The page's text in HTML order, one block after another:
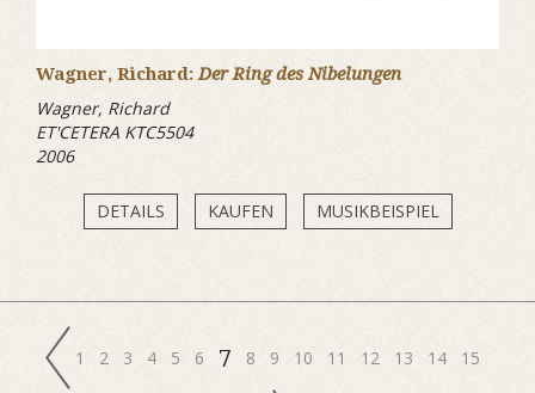
Wagner, Richard:Der Ring des Nibelungen
Wagner, Richard
ET'CETERA KTC5504
2006
DETAILS KAUFEN MUSIKBEISPIEL
1 2 3 4 5 6 7 8 9 10 11 12 13 14 15